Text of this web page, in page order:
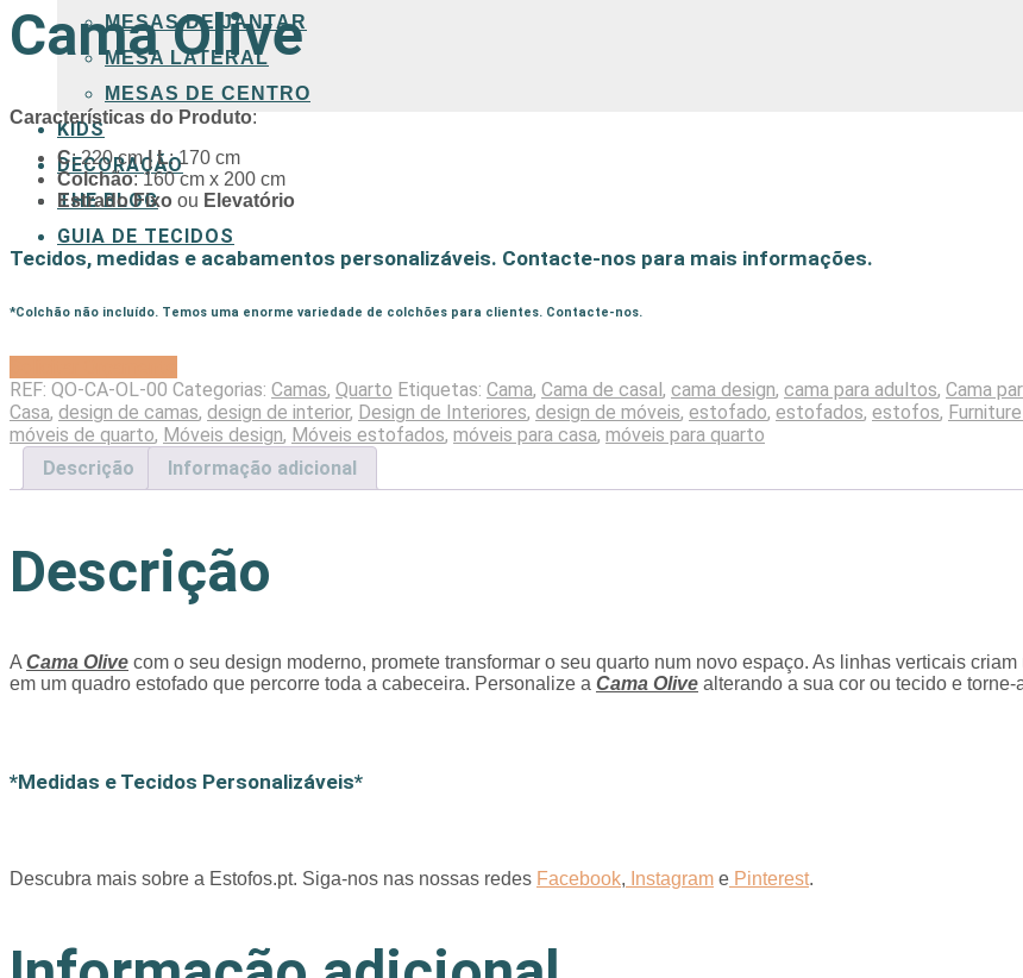
MESAS DE JANTAR
MESA LATERAL
MESAS DE CENTRO
KIDS
DECORAÇÃO
THE BLOG
GUIA DE TECIDOS
Cama Olive
Características do Produto:
C: 220 cm| L: 170 cm
Colchão: 160 cm x 200 cm
Estrado Fixo ou Elevatório
Tecidos, medidas e acabamentos personalizáveis. Contacte-nos para mais informações.
*Colchão não incluído. Temos uma enorme variedade de colchões para clientes. Contacte-nos.
REF: QO-CA-OL-00 Categorias: Camas, Quarto Etiquetas: Cama, Cama de casal, cama design, cama para adultos, Cama
Casa, design de camas, design de interior, Design de Interiores, design de móveis, estofado, estofados, estofos,
móveis de quarto, Móveis design, Móveis estofados, móveis para casa, móveis para quarto
Descrição
Informação adicional
Descrição
A Cama Olive com o seu design moderno, promete transformar o seu quarto num novo espaço. As linhas verticais
em um quadro estofado que percorre toda a cabeceira. Personalize a Cama Olive alterando a sua cor ou tecido e
*Medidas e Tecidos Personalizáveis*
Descubra mais sobre a Estofos.pt. Siga-nos nas nossas redes Facebook, Instagram e Pinterest.